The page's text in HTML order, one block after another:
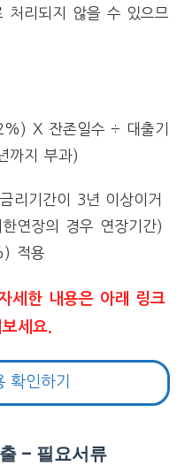
처리되지 않을 수 있으므
X 잔존일수 ÷ 대출기
까지 부과)
리기간이 3년 이상이거
연장의 경우 연장기간)
적용
세한 내용은 아래 링크
세요.
확인하기
– 필요서류